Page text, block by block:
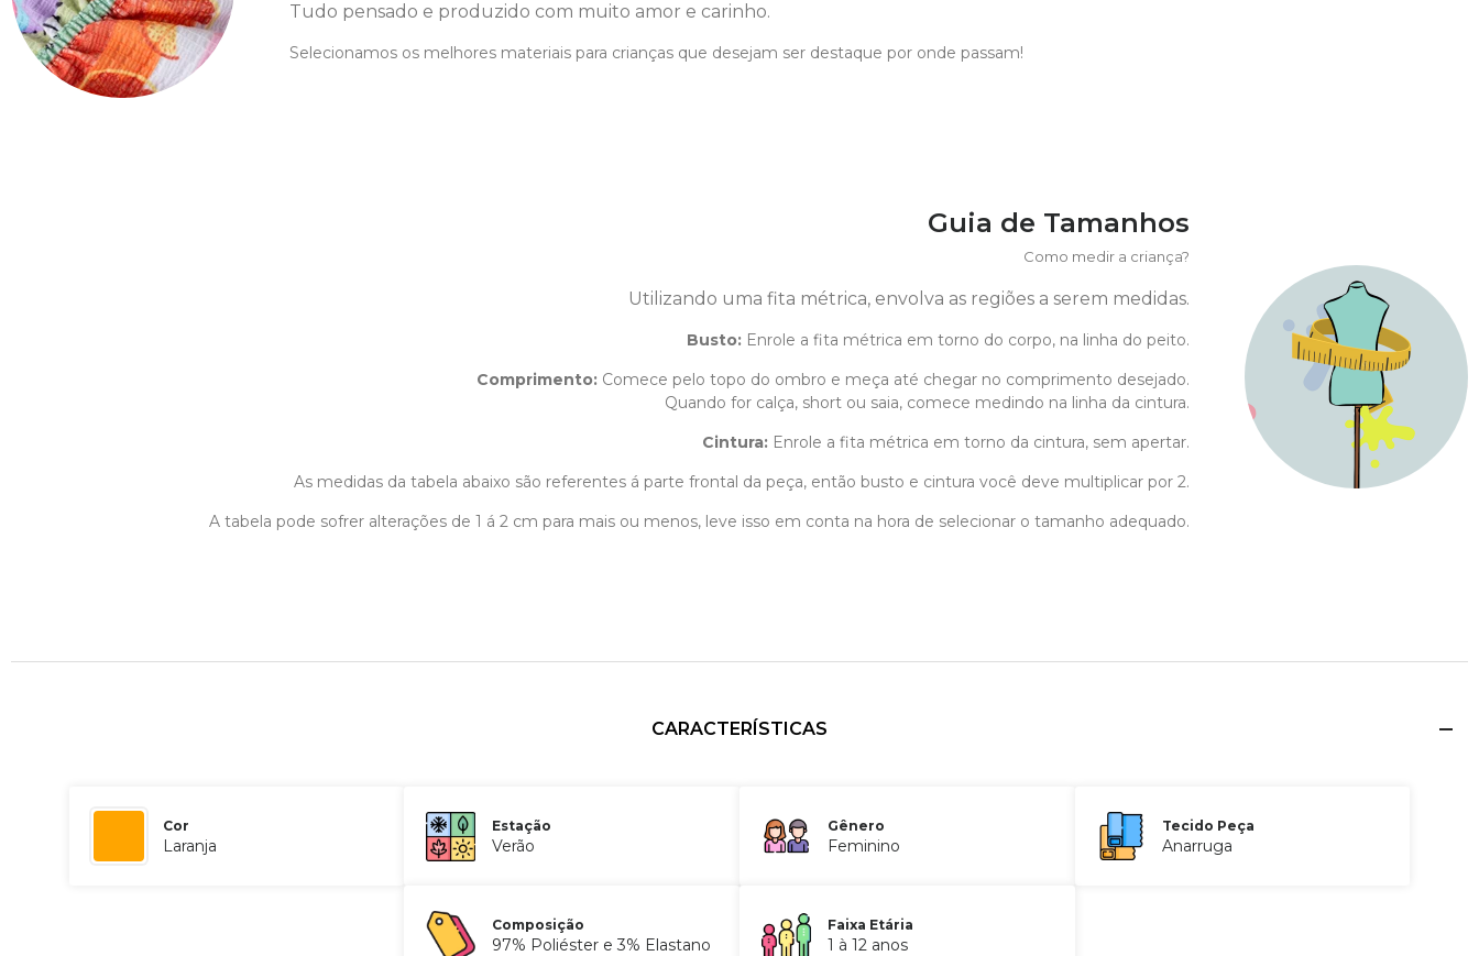
Tudo pensado e produzido com muito amor e carinho.
Selecionamos os melhores materiais para crianças que desejam ser destaque por onde passam!
Guia de Tamanhos
Como medir a criança?
Utilizando uma fita métrica, envolva as regiões a serem medidas.
Busto: Enrole a fita métrica em torno do corpo, na linha do peito.
Comprimento: Comece pelo topo do ombro e meça até chegar no comprimento desejado.
Quando for calça, short ou saia, comece medindo na linha da cintura.
Cintura: Enrole a fita métrica em torno da cintura, sem apertar.
As medidas da tabela abaixo são referentes á parte frontal da peça, então busto e cintura você deve multiplicar por 2.
A tabela pode sofrer alterações de 1 á 2 cm para mais ou menos, leve isso em conta na hora de selecionar o tamanho adequado.
CARACTERÍSTICAS
Cor
Laranja
Estação
Verão
Gênero
Feminino
Tecido Peça
Anarruga
Composição
97% Poliéster e 3% Elastano
Faixa Etária
1 à 12 anos